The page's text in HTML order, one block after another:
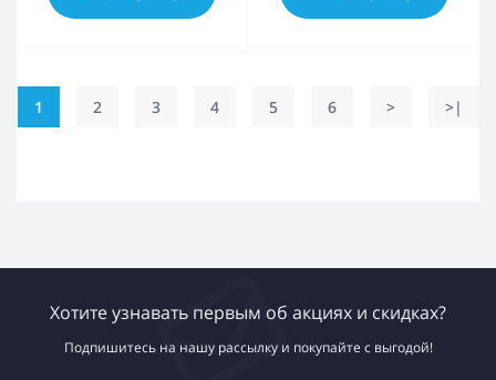
1 2 3 4 5 6 > >|
Хотите узнавать первым об акциях и скидках?
Подпишитесь на нашу рассылку и покупайте с выгодой!